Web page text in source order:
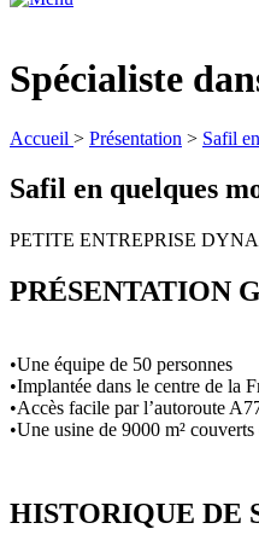
Spécialiste
Accueil > Présentation > Safil
Safil en quelques
PETITE ENTREPRISE
PRÉSENTATION
•Une équipe de 50 personnes
•Implantée dans le centre de la
•Accès facile par l’autoroute
•Une usine de 9000 m²
HISTORIQUE DE